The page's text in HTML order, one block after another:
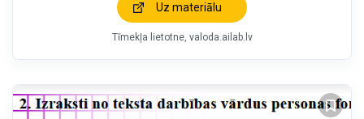
Uz materiālu
Tīmekļa lietotne valoda.ailab.lv